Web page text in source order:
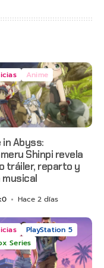
Anime
in Abyss:
Shinpi revela
tráiler, reparto y
musical
Hace 2 días
PlayStation 5
Series